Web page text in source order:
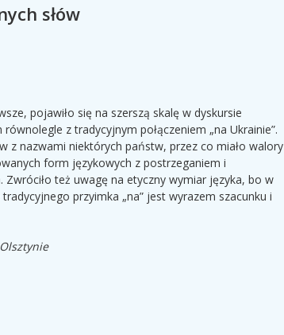
słów
pojawiło się na szerszą skalę w dyskursie
z tradycyjnym połączeniem „na Ukrainie”.
z nazwami niektórych państw, przez co miało walory
form językowych z postrzeganiem i
też uwagę na etyczny wymiar języka, bo w
przyimka „na” jest wyrazem szacunku i